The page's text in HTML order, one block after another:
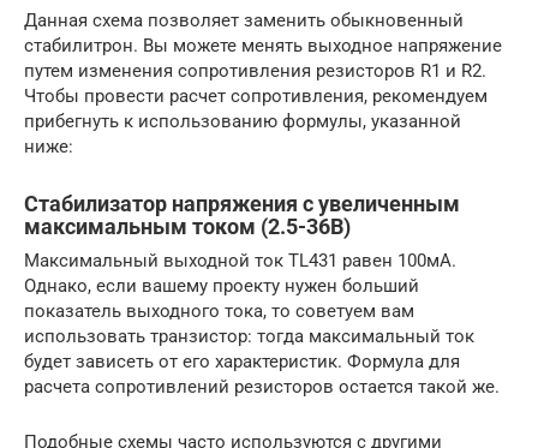
Данная схема позволяет заменить обыкновенный
стабилитрон. Вы можете менять выходное напряжение
путем изменения сопротивления резисторов R1 и R2.
Чтобы провести расчет сопротивления, рекомендуем
прибегнуть к использованию формулы, указанной
ниже:
Стабилизатор напряжения с увеличенным
максимальным током (2.5-36В)
Максимальный выходной ток TL431 равен 100мА.
Однако, если вашему проекту нужен больший
показатель выходного тока, то советуем вам
использовать транзистор: тогда максимальный ток
будет зависеть от его характеристик. Формула для
расчета сопротивлений резисторов остается такой же.
Подобные схемы часто используются с другими